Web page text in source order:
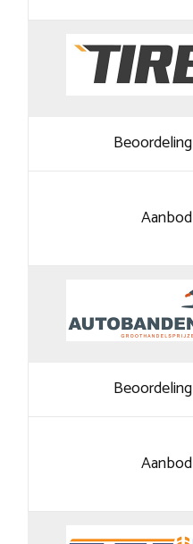
Beoordeling
Aanbod
Beoordeling
Aanbod